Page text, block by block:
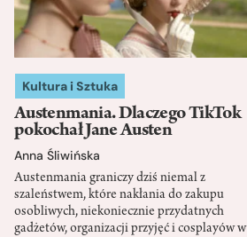
Kultura i Sztuka
Austenmania. Dlaczego TikTok
pokochał Jane Austen
Anna Śliwińska
Austenmania graniczy dziś niemal z
szaleństwem, które nakłania do zakupu
osobliwych, niekoniecznie przydatnych
gadżetów, organizacji przyjęć i cosplayów w